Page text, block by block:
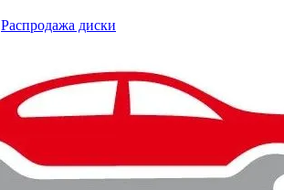
Распродажа диски